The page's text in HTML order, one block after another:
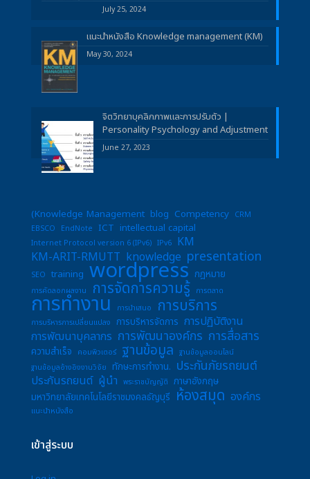
July 25, 2024
แนะนำหนังสือ Knowledge management (KM)
May 30, 2024
จิตวิทยาบุคลิกภาพและการปรับตัว |
Personality Psychology and Adjustment
June 27, 2023
(Knowledge Management blog Competency CRM
EBSCO
EndNote ICT intellectual capital
Internet Protocol version 6 (IPv6) IPv6 KM
KM-ARIT-RMUTT knowledge presentation
SEO training wordpress กฎหมาย
การคัดลอกผลงาน การจัดการความรู้ การตลาด
การทำงาน การนำเสนอ การบริการ
การบริหารการเปลี่ยนแปลง การบริหารจัดการ การปฏิบัติงาน
การพัฒนาบุคลากร การพัฒนาองค์กร การสื่อสาร
ความสำเร็จ คอมพิวเตอร์ ฐานข้อมูล ฐานข้อมูลออนไลน์
ฐานข้อมูลอ้างอิงงานวิจัย
ทักษะการทำงาน. ประกันภัยรถยนต์
ประกันรถยนต์ ผู้นำ พระราชบัญญัติ ภาษาอังกฤษ
มหาวิทยาลัยเทคโนโลยีราชมงคลธัญบุรี ห้องสมุด องค์กร
แนะนำหนังสือ
เข้าสู่ระบบ